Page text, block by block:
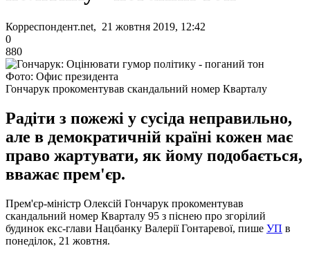
Корреспондент.net, 21 жовтня 2019, 12:42
0
880
Фото: Офис президента
Гончарук прокоментував скандальний номер Кварталу
Радіти з пожежі у сусіда неправильно,
але в демократичній країні кожен має
право жартувати, як йому подобається,
вважає прем'єр.
Прем'єр-міністр Олексій Гончарук прокоментував
скандальний номер Кварталу 95 з піснею про згорілий
будинок екс-глави Нацбанку Валерії Гонтаревої, пише УП в
понеділок, 21 жовтня.